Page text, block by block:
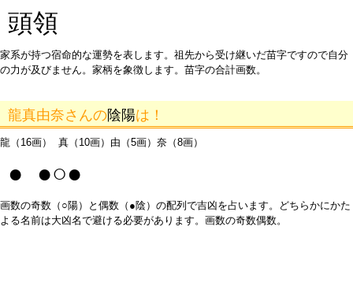
頭領
家系が持つ宿命的な運勢を表します。祖先から受け継いだ苗字ですので自分
の力が及びません。家柄を象徴します。苗字の合計画数。
龍真由奈さんの陰陽は！
龍（16画） 真（10画）由（5画）奈（8画）
● ●○●
画数の奇数（○陽）と偶数（●陰）の配列で吉凶を占います。どちらかにかた
よる名前は大凶名で避ける必要があります。画数の奇数偶数。